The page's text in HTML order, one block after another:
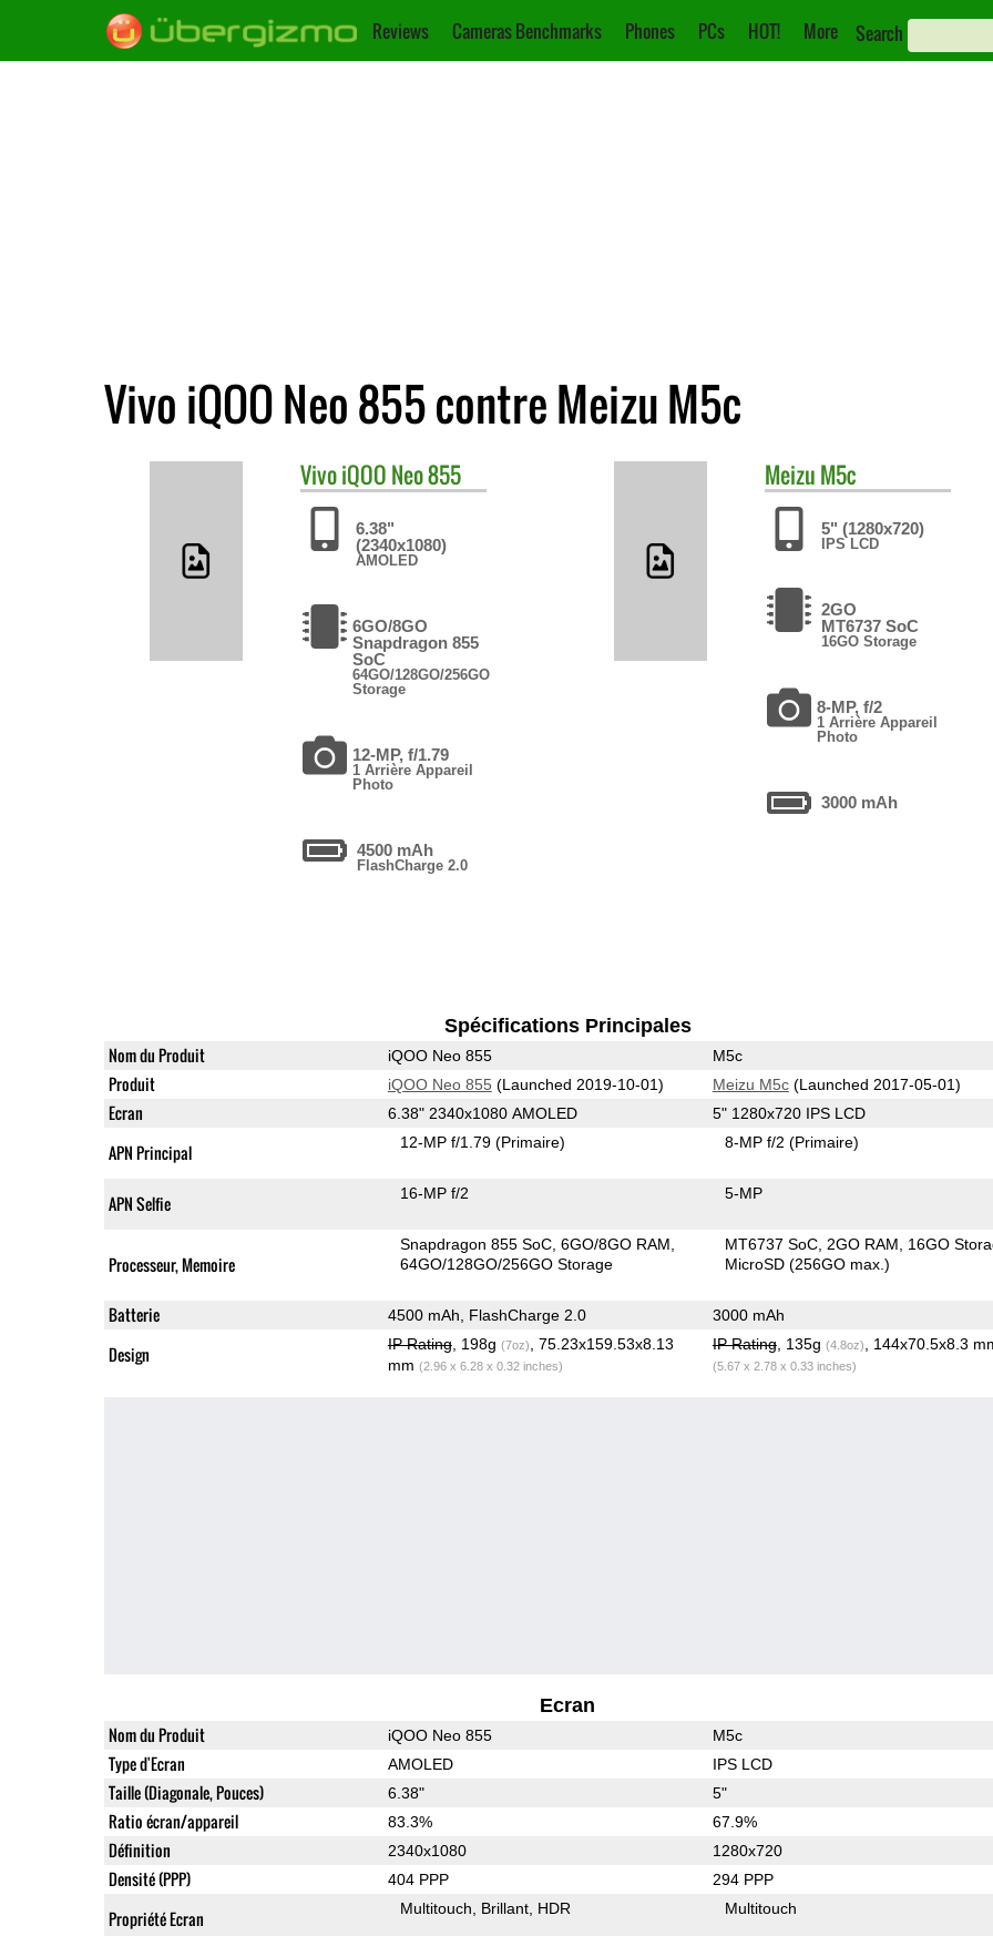
Reviews Cameras Benchmarks Phones PCs HOT! More Search
Vivo iQOO Neo 855 contre Meizu M5c
VivoiQOO Neo 855
6.38"
(2340x1080)
AMOLED
6GO/8GO
Snapdragon 855
SoC
64GO/128GO/256GO
Storage
12-MP, f/1.79
1 Arrière Appareil
Photo
4500 mAh
FlashCharge 2.0
Meizu M5c
5" (1280x720)
IPS LCD
2GO
MT6737 SoC
16GO Storage
8-MP, f/2
1 Arrière Appareil
Photo
3000 mAh
Spécifications Principales
Nom du Produit iQOO Neo 855 M5c
Produit iQOO Neo 855 (Launched 2019-10-01) Meizu M5c(Launched 2017-05-01)
Ecran 6.38" 2340x1080 AMOLED 5" 1280x720 IPS LCD
APN Principal 12-MP f/1.79(Primaire) 8-MP f/2(Primaire)
APN Selfie 16-MP f/2 5-MP
Processeur, Memoire
Snapdragon 855 SoC 6GO/8GO RAM
64GO/128GO/256GO Storage
MT6737 SoC 2GO RAM
16GO
MicroSD (256GO max.)
Batterie 4500 mAh, FlashCharge 2.0 3000 mAh
Design IP Rating, 198g (7oz)
, 75.23x159.53x8.13
mm (2.96 x 6.28 x 0.32 inches)
IP Rating, 135g (4.8oz) , 144x70.5x8.3
(5.67 x 2.78 x 0.33 inches)
Ecran
Nom du Produit iQOO Neo 855 M5c
Type d'Ecran AMOLED IPS LCD
Taille (Diagonale, Pouces) 6.38" 5"
Ratio écran/appareil 83.3% 67.9%
Définition 2340x1080 1280x720
Densité (PPP) 404 PPP 294 PPP
Propriété Ecran Multitouch Brillant HDR Multitouch